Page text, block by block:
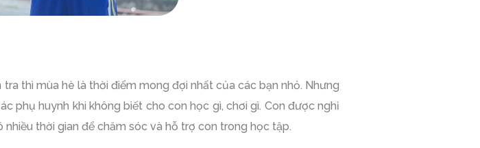
thì mùa hè là thời điểm mong đợi nhất của các bạn nhỏ. Nhưng
phụ huynh khi không biết cho con học gì, chơi gì. Con được nghỉ
thời gian để chăm sóc và hỗ trợ con trong học tập.